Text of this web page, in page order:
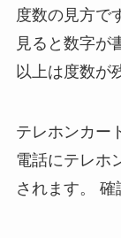
度数の見方で
見ると数字が
以上は度数が
テレホンカー
電話にテレホ
されます。
確